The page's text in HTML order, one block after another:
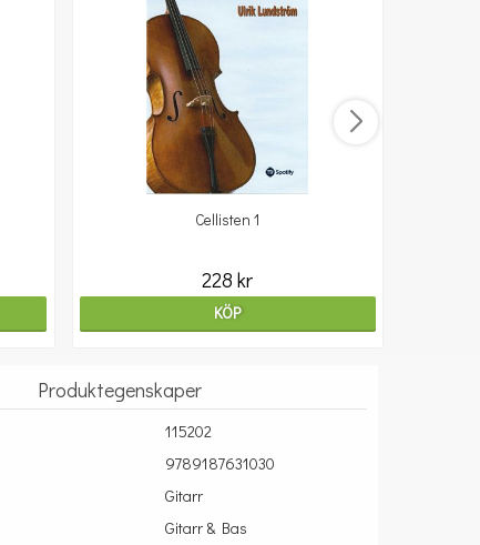
Cellisten 1
228 kr
KÖP
Produktegenskaper
115202
9789187631030
Gitarr
Gitarr & Bas